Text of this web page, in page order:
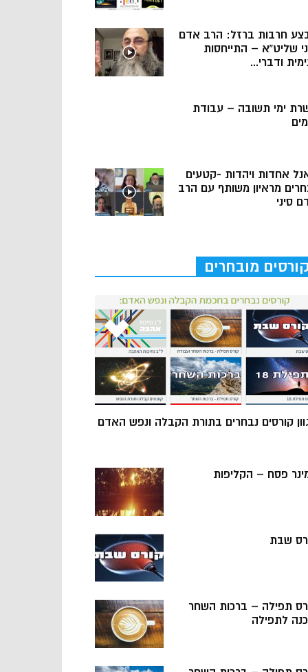
חרבות ברזל: הרב אדם
שליט”א – התייחסות
ודברי...
ימי תשובה – עבודת
אחדות ויהדות -קטעים
מראיון משותף עם הרב
סיני
קורסים מובחרים
קורסים נבחרים בתורת הקבלה ונפש האדם
פסח – הקליפות
שבת
תפילה – ברכות השחר
לתפילה